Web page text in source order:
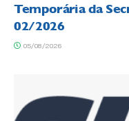
Temporária da
02/2026
05/08/2026